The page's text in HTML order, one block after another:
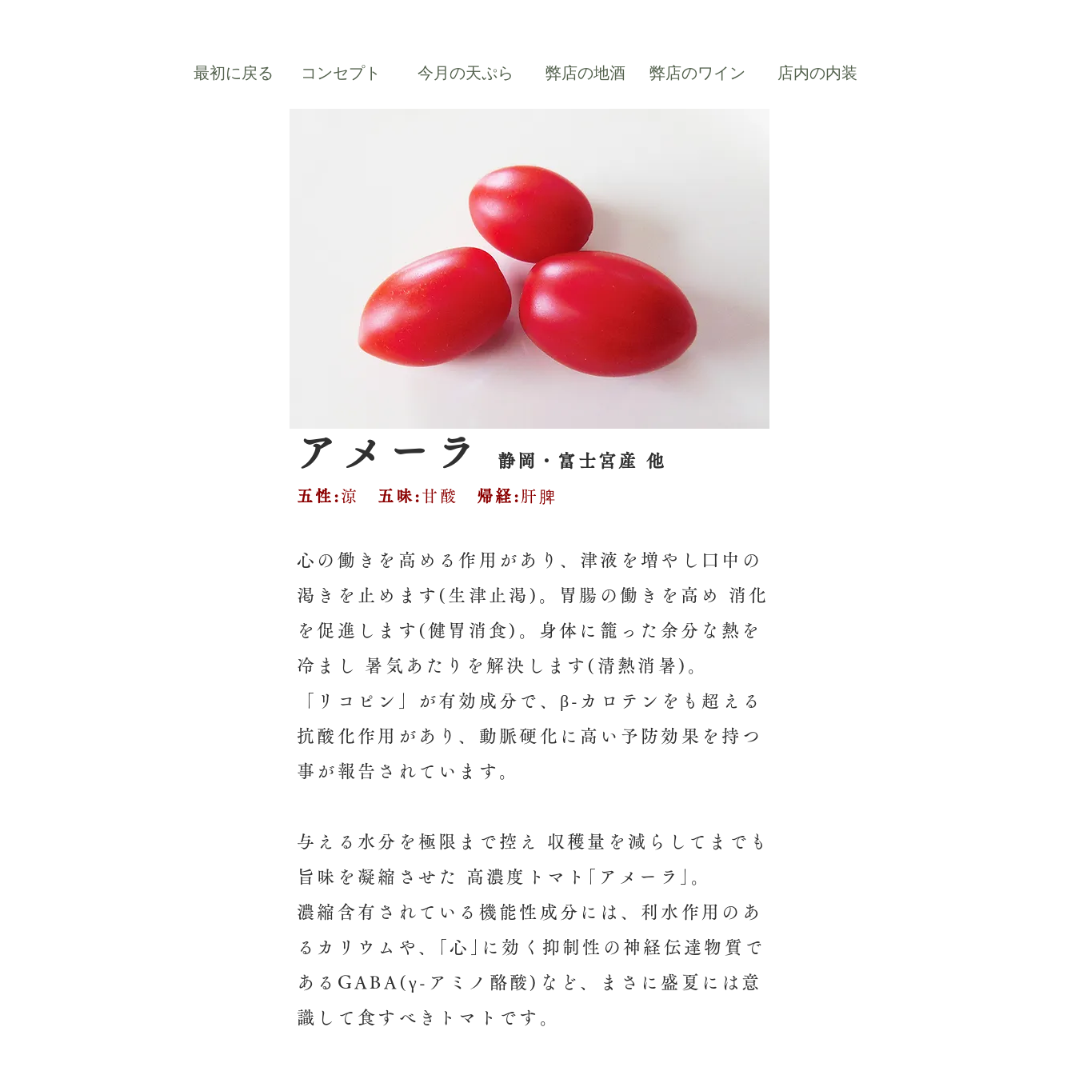
最初に戻る コンセプト 今月の天ぷら 弊店の地酒 弊店のワイン 店内の内装
アメーラ 静岡・富士宮産 他
五性: 涼 五味: 甘酸 帰経: 肝脾
心の働きを高める作用があり、津液を増やし口中の
渇きを止めます(生津止渇)。胃腸の働きを高め 消化
を促進します(健胃消食)。身体に籠った余分な熱を
冷まし 暑気あたりを解決します(清熱消暑)。
「リコピン」が有効成分で、β-カロテンをも超える
抗酸化作用があり、動脈硬化に高い予防効果を持つ
事が報告されています。
与える水分を極限まで控え 収穫量を減らしてまでも
旨味を凝縮させた 高濃度トマト｢アメーラ｣。
濃縮含有されている機能性成分には、利水作用のあ
るカリウムや、｢心｣に効く抑制性の神経伝達物質で
あるGABA(γ-アミノ酪酸)など、まさに盛夏には意
識して食すべきトマトです。